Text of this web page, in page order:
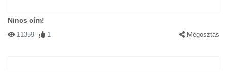
Nincs cím!
11359 1 Megosztás